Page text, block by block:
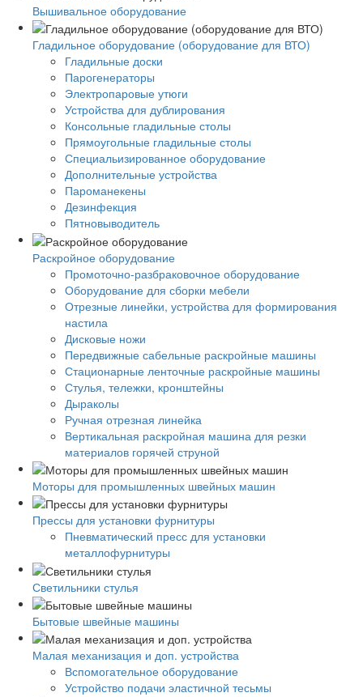
Вышивальное оборудование
Гладильное оборудование (оборудование для ВТО)
Гладильные доски
Парогенераторы
Электропаровые утюги
Устройства для дублирования
Консольные гладильные столы
Прямоугольные гладильные столы
Специальизированное оборудование
Дополнительные устройства
Пароманекены
Дезинфекция
Пятновыводитель
Раскройное оборудование
Промоточно-разбраковочное оборудование
Оборудование для сборки мебели
Отрезные линейки, устройства для формирования
настила
Дисковые ножи
Передвижные сабельные раскройные машины
Стационарные ленточные раскройные машины
Стулья, тележки, кронштейны
Дыраколы
Ручная отрезная линейка
Вертикальная раскройная машина для резки
материалов горячей струной
Моторы для промышленных швейных машин
Прессы для установки фурнитуры
Пневматический пресс для установки
металлофурнитуры
Светильники стулья
Бытовые швейные машины
Малая механизация и доп. устройства
Вспомогательное оборудование
Устройство подачи эластичной тесьмы